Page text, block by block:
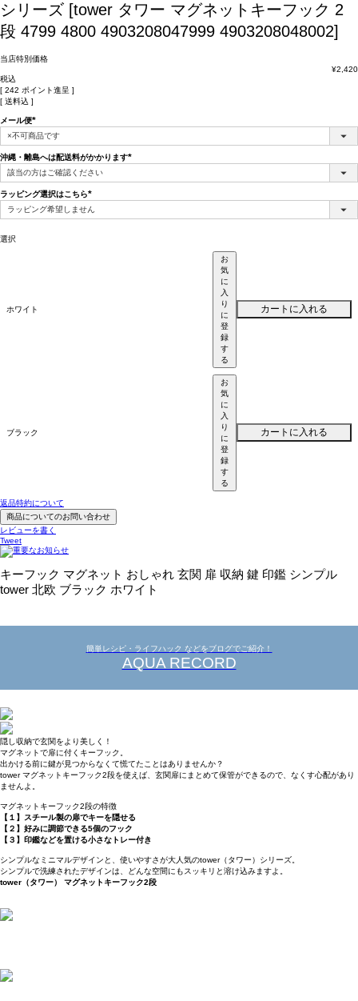
シリーズ [tower タワー マグネットキーフック 2
段 4799 4800 4903208047999 4903208048002]
当店特別価格
¥2,420
税込
[ 242 ポイント進呈 ]
送料込
メール便
(必
須)
沖縄・離島へは配送料がかかります
ラッピング選択はこちら
(必
選択
ホワイト
お
気
に
入
り
に
登
録
す
る
カートに入れる
ブラック
お
気
に
入
り
に
登
録
す
る
カートに入れる
返品特約について
商品についてのお問い合わせ
レビューを書く
Tweet
キーフック マグネット おしゃれ 玄関 扉 収納 鍵 印鑑 シンプル
tower 北欧 ブラック ホワイト
簡単レシピ・ライフハック などをブログでご紹介！
AQUA RECORD
隠し収納で玄関をより美しく！
マグネットで扉に付くキーフック。
出かける前に鍵が見つからなくて慌てたことはありませんか？
tower マグネットキーフック2段を使えば、玄関扉にまとめて保管ができるので、なくす心配があり
ませんよ。
マグネットキーフック2段の特徴
【１】スチール製の扉でキーを隠せる
【２】好みに調節できる5個のフック
【３】印鑑などを置ける小さなトレー付き
シンプルなミニマルデザインと、使いやすさが大人気のtower（タワー）シリーズ。
シンプルで洗練されたデザインは、どんな空間にもスッキリと溶け込みますよ。
tower（タワー） マグネットキーフック2段